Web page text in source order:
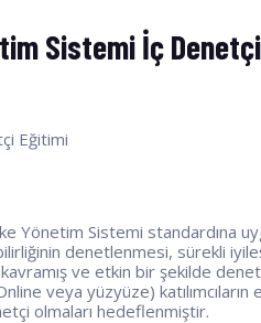
Sistemi İç
Eğitimi
Yönetim Sistemi standardına
denetlenmesi, sürekli
ve etkin bir şekilde
veya yüzyüze) katılımcıların
olmaları hedeflenmiştir.